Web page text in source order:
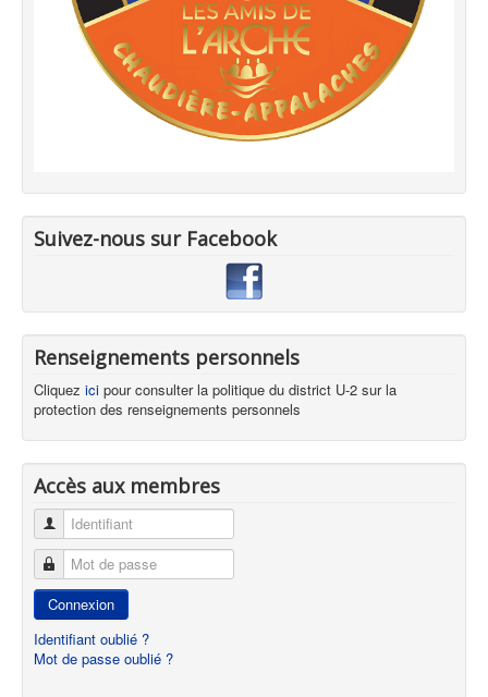
Suivez-nous sur Facebook
Renseignements personnels
Cliquez ici pour consulter la politique du district U-2 sur la
protection des renseignements personnels
Accès aux membres
Identifiant
Mot de passe
Connexion
Identifiant oublié ?
Mot de passe oublié ?